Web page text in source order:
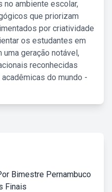
no ambiente escolar,
que priorizam
por criatividade
os estudantes em
uma geração notável,
reconhecidas
do mundo -
Bimestre Pernambuco
Finais